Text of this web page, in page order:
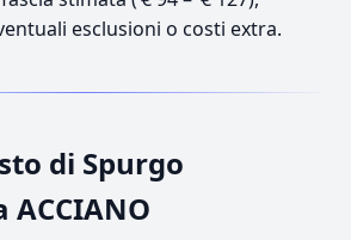
esclusioni o costi extra.
di Spurgo